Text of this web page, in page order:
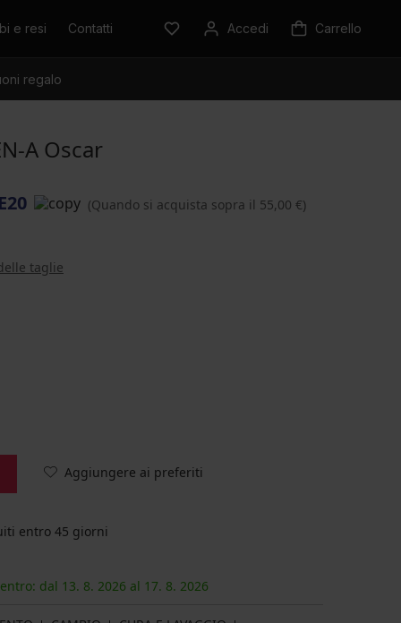
e resi Contatti Accedi Carrello
regalo
A Oscar
(Quando si acquista sopra il 55,00 €)
taglie
Aggiungere ai preferiti
entro 45 giorni
dal 13. 8. 2026 al 17. 8. 2026